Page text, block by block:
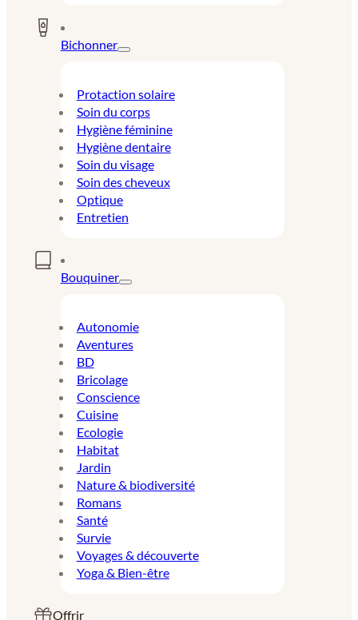
Bichonner
Protaction solaire
Soin du corps
Hygiène féminine
Hygiène dentaire
Soin du visage
Soin des cheveux
Optique
Entretien
Bouquiner
Autonomie
Aventures
BD
Bricolage
Conscience
Cuisine
Ecologie
Habitat
Jardin
Nature & biodiversité
Romans
Santé
Survie
Voyages & découverte
Yoga & Bien-être
Offrir